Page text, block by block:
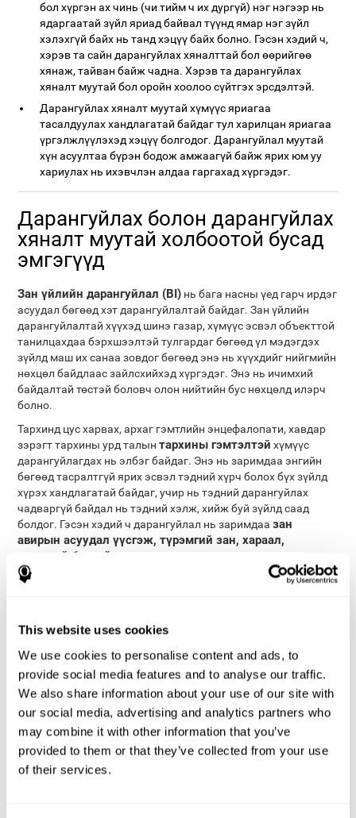
This website uses cookies
We use cookies to personalise content and ads, to
provide social media features and to analyse our traffic.
We also share information about your use of our site with
our social media, advertising and analytics partners who
may combine it with other information that you’ve
provided to them or that they’ve collected from your use
of their services.
бол хүргэн ах чинь (чи тийм ч их дургүй) нэг нэгээр нь
ядаргаатай зүйл яриад байвал түүнд ямар нэг зүйл
хэлэхгүй байх нь танд хэцүү байх болно. Гэсэн хэдий ч,
хэрэв та сайн дарангуйлах хяналттай бол өөрийгөө
хянаж, тайван байж чадна. Хэрэв та дарангуйлах
хяналт муутай бол оройн хоолоо сүйтгэх эрсдэлтэй.
Дарангуйлах хяналт муутай хүмүүс яриагаа
тасалдуулах хандлагатай байдаг тул харилцан яриагаа
үргэлжлүүлэхэд хэцүү болгодог. Дарангуйлал муутай
хүн асуултаа бүрэн бодож амжаагүй байж ярих юм уу
хариулах нь ихэвчлэн алдаа гаргахад хүргэдэг.
Дарангуйлах болон дарангуйлах
хяналт муутай холбоотой бусад
эмгэгүүд
Зан үйлийн дарангуйлал (BI) нь бага насны үед гарч ирдэг
асуудал бөгөөд хэт дарангуйлалтай байдаг. Зан үйлийн
дарангуйлалтай хүүхэд шинэ газар, хүмүүс эсвэл объекттой
танилцахдаа бэрхшээлтэй тулгардаг бөгөөд үл мэдэгдэх
зүйлд маш их санаа зовдог бөгөөд энэ нь хүүхдийг нийгмийн
нөхцөл байдлаас зайлсхийхэд хүргэдэг. Энэ нь ичимхий
байдалтай төстэй боловч олон нийтийн бус нөхцөлд илэрч
болно.
Тархинд цус харвах, архаг гэмтлийн энцефалопати, хавдар
зэрэгт тархины урд талынтархины гэмтэлтэй хүмүүс
дарангуйлагдах нь элбэг байдаг. Энэ нь заримдаа энгийн
бөгөөд тасралтгүй ярих эсвэл тэдний хүрч болох бүх зүйлд
хүрэх хандлагатай байдаг, учир нь тэдний дарангуйлах
чадваргүй байдал нь тэдний хэлж, хийж буй зүйлд саад
болдог. Гэсэн хэдий ч дарангуйлал нь заримдаазан
авирын асуудал үүсгэж, түрэмгий зан, хараал,
зохисгүй бэлгийн харьцаанд хүргэдэг
Тархины гэмтэлтэй хүмүүсийн хэл яриа, зан үйл нь
дарагдсанаас болж байнга ярьдаггүй хүмүүс байдаг. Гэсэн
Дээр дурьдсан асуудлуудаас гадна анхаарал сулрах хэт
идэвхтэй эмгэг(ADHD) эсвэл Обсессессив компульсив
эмгэг(OCD) зэрэг эмгэгийн гол асуудал нь дарангуйлал муу
байдаг. ADHD нь зан үйлийн болон танин мэдэхүйн аль
алиныг нь саатуулж болно. Хүүхдийн зан үйлийг
дарангуйлах нь ерөнхийдөө хүүхдийг өдөөн хатгаж,
дургүйцсэн үйлдэл, санаагаа няцаахад хүргэдэг, эсвэл
уйтгартай үедээ босож, эргэн тойрон алхахад хүргэдэг.